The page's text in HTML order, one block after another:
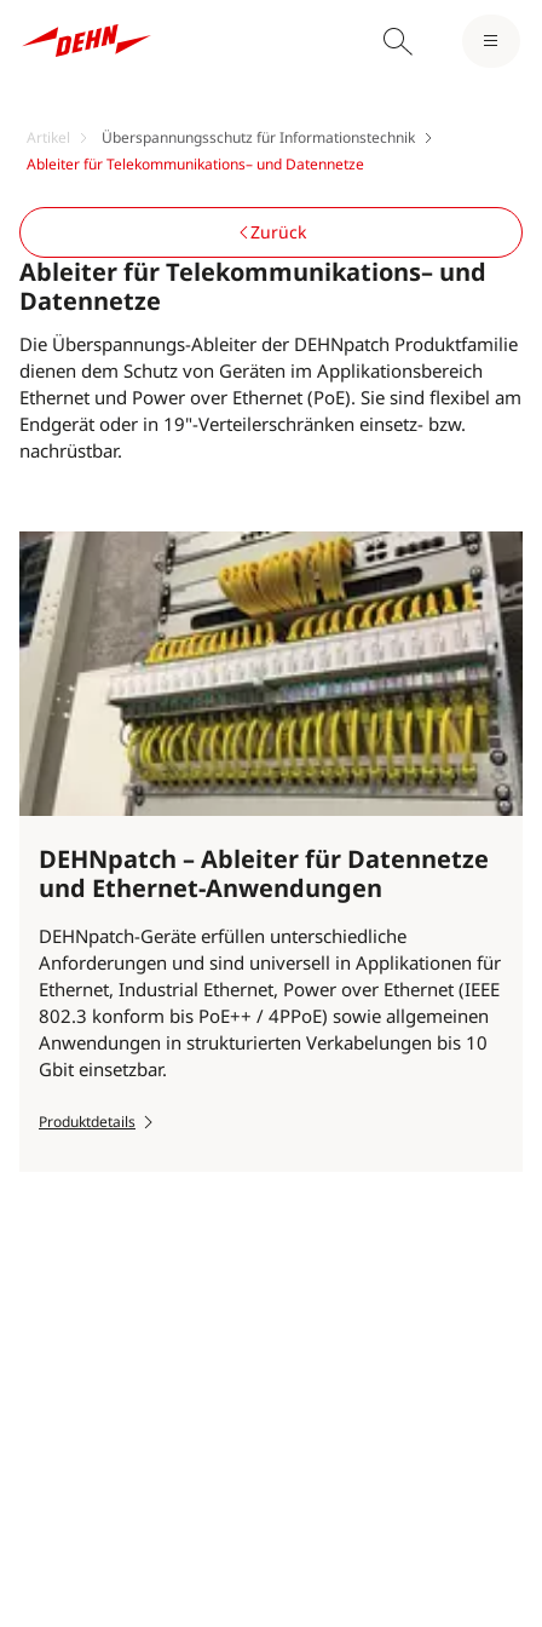
Artikel
Überspannungsschutz für Informationstechnik
Ableiter für Telekommunikations– und Datennetze
Ableiter für Telekommunikations– und
Datennetze
Die Überspannungs-Ableiter der DEHNpatch Produktfamilie
dienen dem Schutz von Geräten im Applikationsbereich
Ethernet und Power over Ethernet (PoE). Sie sind flexibel am
Endgerät oder in 19"-Verteilerschränken einsetz- bzw.
nachrüstbar.
Zurück
DEHNpatch – Ableiter für Datennetze
und Ethernet-Anwendungen
DEHNpatch-Geräte erfüllen unterschiedliche
Anforderungen und sind universell in Applikationen für
Ethernet, Industrial Ethernet, Power over Ethernet (IEEE
802.3 konform bis PoE++ / 4PPoE) sowie allgemeinen
Anwendungen in strukturierten Verkabelungen bis 10
Gbit einsetzbar.
Produktdetails